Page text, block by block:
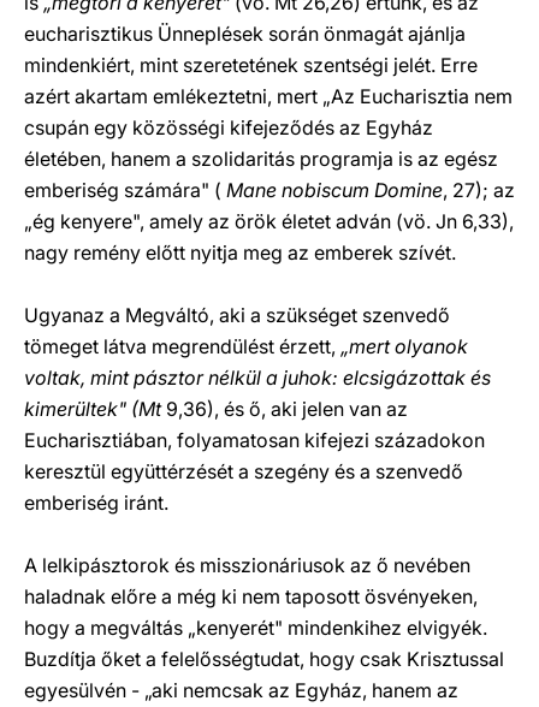
eucharisztikus Ünneplések során önmagát ajánlja
mindenkiért, mint szeretetének szentségi jelét. Erre
azért akartam emlékeztetni, mert „Az Eucharisztia nem
csupán egy közösségi kifejeződés az Egyház
életében, hanem a szolidaritás programja is az egész
emberiség számára" ( Mane nobiscum Domine, 27); az
„ég kenyere", amely az örök életet adván (vö. Jn 6,33),
nagy remény előtt nyitja meg az emberek szívét.
Ugyanaz a Megváltó, aki a szükséget szenvedő
tömeget látva megrendülést érzett, „mert olyanok
voltak, mint pásztor nélkül a juhok: elcsigázottak és
kimerültek" (Mt9,36), és ő, aki jelen van az
Eucharisztiában, folyamatosan kifejezi századokon
keresztül együttérzését a szegény és a szenvedő
emberiség iránt.
A lelkipásztorok és misszionáriusok az ő nevében
haladnak előre a még ki nem taposott ösvényeken,
hogy a megváltás „kenyerét" mindenkihez elvigyék.
Buzdítja őket a felelősségtudat, hogy csak Krisztussal
egyesülvén - „aki nemcsak az Egyház, hanem az